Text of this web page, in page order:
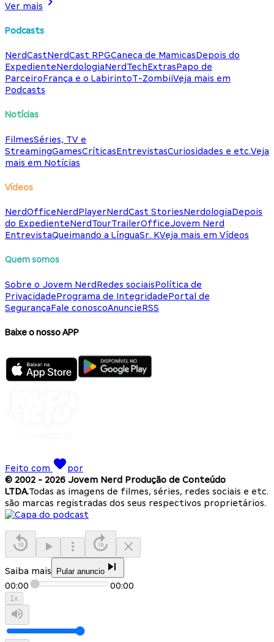
Ver mais
Podcasts
NerdCastNerdCast RPGCaneca de MamicasDepois do
ExpedienteNerdologiaNerdTechExtrasPapo de
ParceiroFrança e o LabirintoT-ZombiiVeja mais em
Podcasts
Notícias
FilmesSéries, TV e
StreamingGamesCríticasEntrevistasCuriosidades e etc.Veja
mais em Notícias
Vídeos
NerdOfficeNerdPlayerNerdCast StoriesNerdologiaDepois
do ExpedienteNerdTourTrailerOfficeJovem Nerd
EntrevistaQueimando a LínguaSr. KVeja mais em Vídeos
Quem somos
Sobre o Jovem NerdRedes sociaisPolítica de
PrivacidadePrograma de IntegridadePortal de
SegurançaFale conoscoAnuncieRSS
Baixe o nosso APP
Feito com
por
© 2002 - 2026 Jovem Nerd Produção de Conteúdo
LTDA.Todas as imagens de filmes, séries, redes sociais e etc.
são marcas registradas dos seus respectivos proprietários.
Saiba mais Pular anuncio
00:00 00:00
1x